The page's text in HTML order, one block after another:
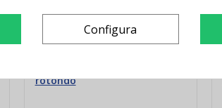
rotondo
Configura